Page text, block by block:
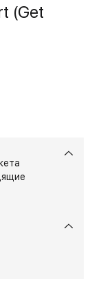
(Get